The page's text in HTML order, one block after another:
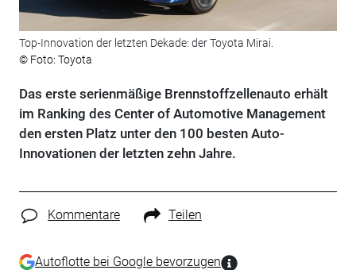
Top-Innovation der letzten Dekade: der Toyota Mirai.
© Foto: Toyota
Das erste serienmäßige Brennstoffzellenauto erhält
im Ranking des Center of Automotive Management
den ersten Platz unter den 100 besten Auto-
Innovationen der letzten zehn Jahre.
Kommentare Teilen
Autoflotte bei Google bevorzugen